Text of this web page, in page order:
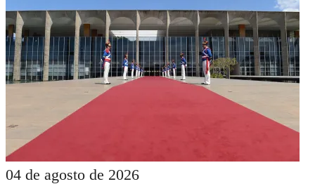
04 de agosto de 2026